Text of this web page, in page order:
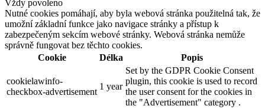
Vždy povoleno
Nutné cookies pomáhají, aby byla webová stránka použitelná tak, že
umožní základní funkce jako navigace stránky a přístup k
zabezpečeným sekcím webové stránky. Webová stránka nemůže
správně fungovat bez těchto cookies.
Cookie
Délka Popis
cookielawinfo-
checkbox-advertisement
1 year
Set by the GDPR Cookie Consent
plugin, this cookie is used to record
the user consent for the cookies in
the "Advertisement" category .